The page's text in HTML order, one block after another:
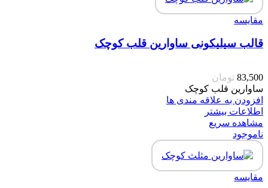
مقایسه
قالب سیلیکونی ساوارین قلب کوچک
83,500 تومان
ساوارین قلب کوچک
افزودن به علاقه مندی ها
اطلاعات بیشتر
مشاهده سریع
ناموجود
مقایسه